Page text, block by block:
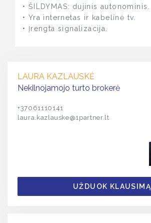
• ŠILDYMAS: dujinis autonominis.
• Yra internetas ir kabelinė tv.
• Įrengta signalizacija.
LAURA KAZLAUSKĖ
Nekilnojamojo turto brokerė
+37061110141
laura.kazlauske@1partner.lt
UŽDUOK KLAUSIMĄ